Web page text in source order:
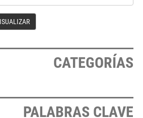
CATEGORÍAS
PALABRAS CLAVE